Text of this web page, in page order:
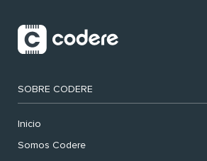
SOBRE CODERE
Inicio
Somos Codere